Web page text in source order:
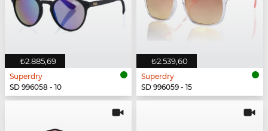
₺2.885,69
Superdry
SD 996058 - 10
₺2.539,60
Superdry
SD 996059 - 15